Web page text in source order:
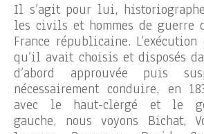
Il s’agit pour lui,
les civils et hommes de
France républicaine. L’exécution
qu’il avait choisis et disposés
d’abord approuvée puis
nécessairement conduire, en
avec le haut-clergé et le
gauche, nous voyons Bichat,